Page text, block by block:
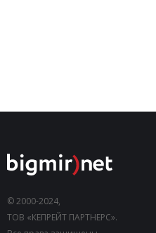
© 2000-2024,
ТОВ «КЕПРЕЙТ ПАРТНЕРС».